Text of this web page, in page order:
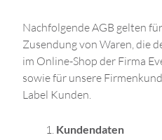
Nachfolgende AGB gelten
Zusendung von Waren, die
im Online-Shop der Firma
sowie für unsere
Label Kunden.
Kundendaten